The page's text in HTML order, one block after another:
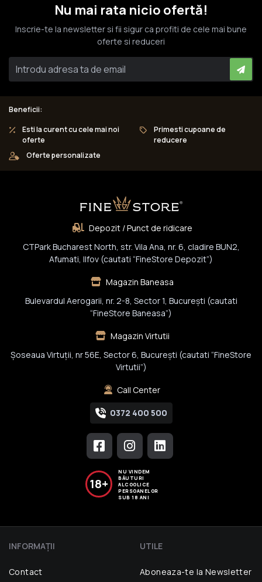
Nu mai rata nicio ofertă!
Inscrie-te la newsletter si fii sigur ca profiti de cele mai bune
oferte si reduceri
Beneficii:
Esti la curent cu cele mai noi
oferte
Primesti cupoane de
reducere
Oferte personalizate
Depozit / Punct de ridicare
CTPark Bucharest North, str. Vila Ana, nr. 6, cladire BUN2,
Afumati, Ilfov (cautati “FineStore Depozit”)
Magazin Baneasa
Bulevardul Aerogarii, nr. 2-8, Sector 1, Bucureşti (cautati
“FineStore Baneasa”)
Magazin Virtutii
Șoseaua Virtuții, nr 56E, Sector 6, București (cautati “FineStore
Virtutii”)
Call Center
0372 400 500
18+
NU VINDEM
BĂUTURI
ALCOOLICE
PERSOANELOR
SUB 18 ANI
INFORMAŢII
Contact
UTILE
Aboneaza-te la Newsletter